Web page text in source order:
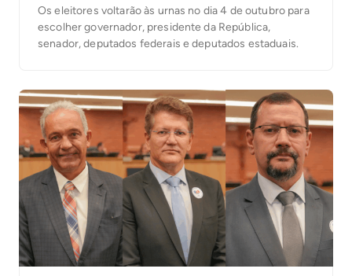
Os eleitores voltarão às urnas no dia 4 de outubro para
escolher governador, presidente da República,
senador, deputados federais e deputados estaduais.